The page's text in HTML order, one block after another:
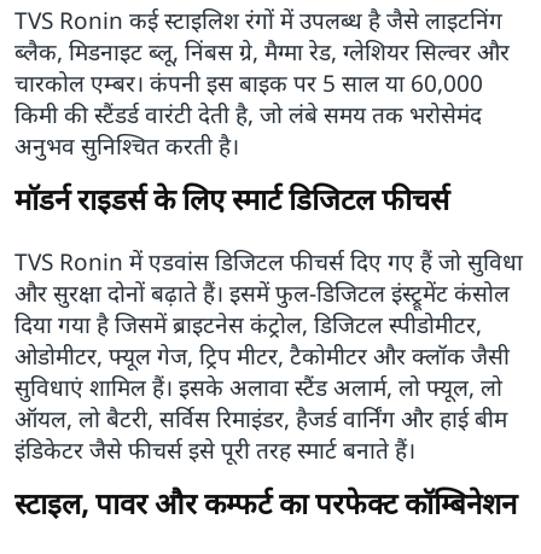
TVS Ronin कई स्टाइलिश रंगों में उपलब्ध है जैसे लाइटनिंग
ब्लैक, मिडनाइट ब्लू, निंबस ग्रे, मैग्मा रेड, ग्लेशियर सिल्वर और
चारकोल एम्बर। कंपनी इस बाइक पर 5 साल या 60,000
किमी की स्टैंडर्ड वारंटी देती है, जो लंबे समय तक भरोसेमंद
अनुभव सुनिश्चित करती है।
मॉडर्न राइडर्स के लिए स्मार्ट डिजिटल फीचर्स
TVS Ronin में एडवांस डिजिटल फीचर्स दिए गए हैं जो सुविधा
और सुरक्षा दोनों बढ़ाते हैं। इसमें फुल-डिजिटल इंस्ट्रूमेंट कंसोल
दिया गया है जिसमें ब्राइटनेस कंट्रोल, डिजिटल स्पीडोमीटर,
ओडोमीटर, फ्यूल गेज, ट्रिप मीटर, टैकोमीटर और क्लॉक जैसी
सुविधाएं शामिल हैं। इसके अलावा स्टैंड अलार्म, लो फ्यूल, लो
ऑयल, लो बैटरी, सर्विस रिमाइंडर, हैजर्ड वार्निंग और हाई बीम
इंडिकेटर जैसे फीचर्स इसे पूरी तरह स्मार्ट बनाते हैं।
स्टाइल, पावर और कम्फर्ट का परफेक्ट कॉम्बिनेशन